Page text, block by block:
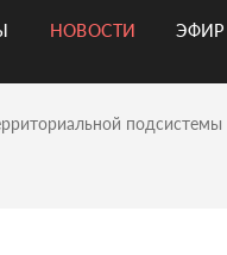
НОВОСТИ ЭФИР